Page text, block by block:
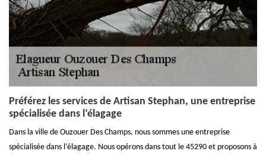
Préférez les services de Artisan Stephan, une entreprise
spécialisée dans l’élagage
Dans la ville de Ouzouer Des Champs, nous sommes une entreprise
spécialisée dans l’élagage. Nous opérons dans tout le 45290 et proposons à